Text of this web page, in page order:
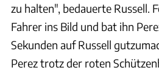
zu halten", bedauerte Russell.
Fahrer ins Bild und bat ihn
Sekunden auf Russell
Perez trotz der roten